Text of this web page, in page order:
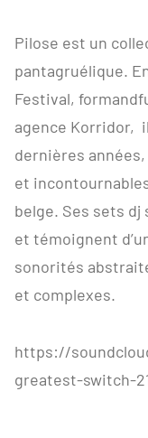
Pilose est un
pantagruélique.
Festival,
agence Korridor,
dernières
et
belge. Ses sets
et témoignent
sonorités
et complexes.
https://
greatest-switch-